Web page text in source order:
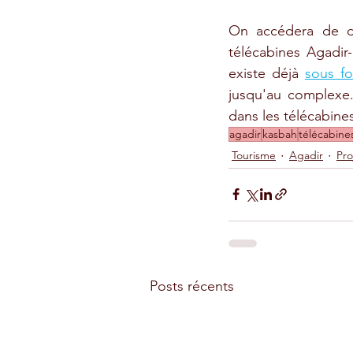
On accédera de
télécabines
existe déjà sous
jusqu'au
dans les
agadirkasbah
Tourisme
Agadir
Posts récents